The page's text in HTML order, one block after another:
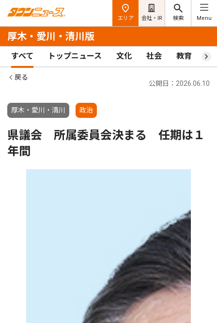
エリア 会社・IR 検索 Menu
厚木・愛川・清川版
すべて トップニュース 文化 社会 教育 ス
戻る
厚木・愛川・清川 政治
公開日：2026.06.10
県議会 所属委員会決まる 任期は１
年間